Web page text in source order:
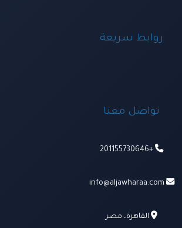
روابط سريعة
تواصل معنا
+201155730646
info@aljawharaa.com
القاهرة، مصر